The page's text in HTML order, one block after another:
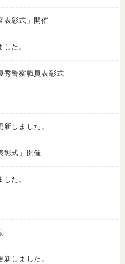
表彰式」開催
た。
秀警察職員表彰式
しました。
彰式」開催
た。
しました。